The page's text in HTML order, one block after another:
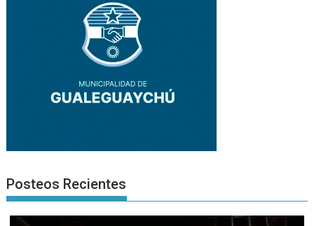
Posteos Recientes